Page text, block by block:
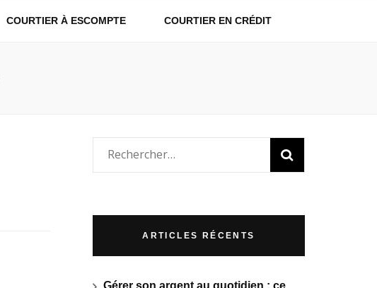
COURTIER À ESCOMPTE COURTIER EN CRÉDIT
Rechercher :
ARTICLES RÉCENTS
Gérer son argent au quotidien : ce